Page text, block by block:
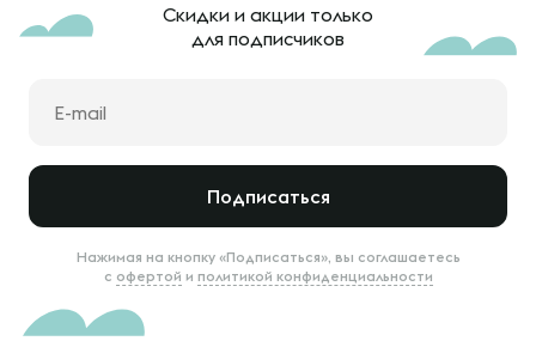
Скидки и акции только
для подписчиков
Подписаться
Нажимая на кнопку «Подписаться», вы соглашаетесь
с офертой и политикой конфиденциальности